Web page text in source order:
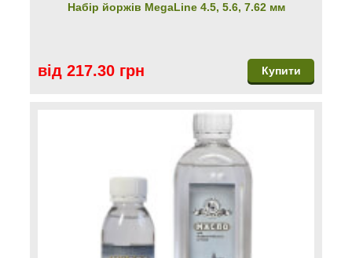
Набір йоржів MegaLine 4.5, 5.6, 7.62 мм
від 217.30 грн Купити